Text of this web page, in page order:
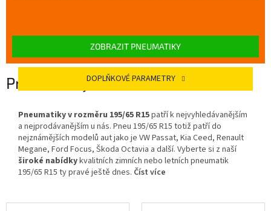
ZOBRAZIT PNEUMATIKY
DOPLŇKOVÉ PARAMETRY
Pneumatiky 195/65 R15
Pneumatiky v rozměru 195/65 R15patří k nejvyhledávanějším
a nejprodávanějším u nás. Pneu 195/65 R15 totiž patří do
nejznámějších modelů aut jako je VW Passat, Kia Ceed, Renault
Megane, Ford Focus, Škoda Octavia a další. Vyberte si z naší
široké nabídkykvalitních zimních nebo letních pneumatik
195/65 R15 ty pravé ještě dnes. Číst více